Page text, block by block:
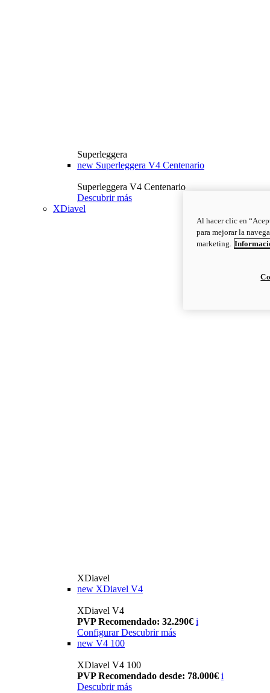
Superleggera
new Superleggera V4 Centenario
Superleggera V4 Centenario
Descubrir más
XDiavel
XDiavel
new XDiavel V4
XDiavel V4
PVP Recomendado: 32.290€ i
Configurar Descubrir más
new V4 100
XDiavel V4 100
PVP Recomendado desde: 78.000€ i
Descubrir más
Al hacer clic en
para mejorar la
marketing.